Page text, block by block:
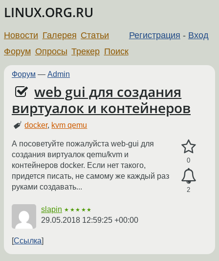
LINUX.ORG.RU
Регистрация - Вход
Новости Галерея Статьи
Форум Опросы Трекер Поиск
Форум — Admin
web gui для создания
виртуалок и контейнеров
docker, kvm qemu
0
2
А посоветуйте пожалуйста web-gui для
создания виртуалок qemu/kvm и
контейнеров docker. Если нет такого,
придется писать, не самому же каждый раз
руками создавать...
slapin ★★★★★
29.05.2018 12:59:25 +00:00
Ссылка